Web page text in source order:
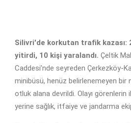
Silivri'de korkutan trafik kazası:
yitirdi, 10 kişi yaralandı. Çeltik
Caddesi’nde seyreden Çerkezköy-
minibüsü, henüz belirlenemeyen bir
otluk alana devrildi. Olayı görenlerin
yerine sağlık, itfaiye ve jandarma